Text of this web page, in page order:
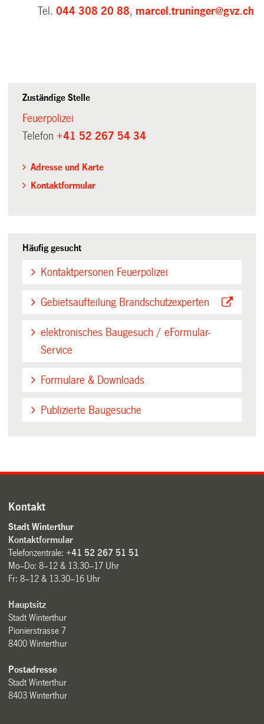
Tel.044 308 20 88, marcel.truninger@gvz.ch
Zuständige Stelle
Feuerpolizei
Telefon+41 52 267 54 34
Adresse und Karte
Kontaktformular
Häufig gesucht
Kontaktpersonen Feuerpolizei
Gebietsaufteilung Brandschutzexperten
elektronisches Baugesuch / eFormular-
Service
Formulare & Downloads
Publizierte Baugesuche
Kontakt
Stadt Winterthur
Kontaktformular
Telefonzentrale:+41 52 267 51 51
Mo–Do: 8–12 & 13.30–17 Uhr
Fr: 8–12 & 13.30–16 Uhr
Hauptsitz
Stadt Winterthur
Pionierstrasse 7
8400 Winterthur
Postadresse
Stadt Winterthur
8403 Winterthur